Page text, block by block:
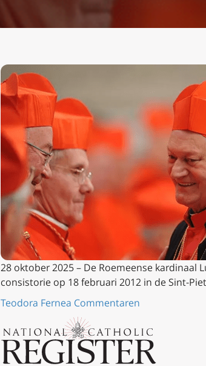
28 oktober 2025 – De Roemeense
consistorie op 18 februari 2012 in de Sint-
Teodora Fernea Commentaren